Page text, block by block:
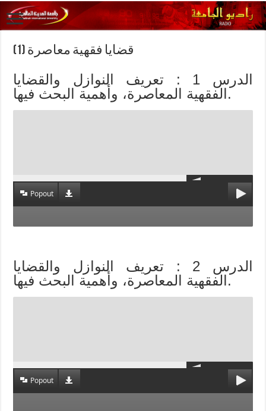
(1) قضايا فقهية معاصرة
الدرس 1 : تعريف النوازل والقضايا
الفقهية المعاصرة، وأهمية البحث فيها.
Popout
الدرس 2 : تعريف النوازل والقضايا
الفقهية المعاصرة، وأهمية البحث فيها.
Popout